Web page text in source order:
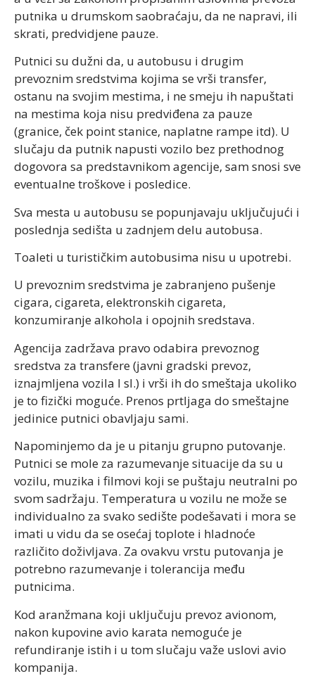
putnika u drumskom saobraćaju, da ne napravi, ili
skrati, predvidjene pauze.
Putnici su dužni da, u autobusu i drugim
prevoznim sredstvima kojima se vrši transfer,
ostanu na svojim mestima, i ne smeju ih napuštati
na mestima koja nisu predviđena za pauze
(granice, ček point stanice, naplatne rampe itd). U
slučaju da putnik napusti vozilo bez prethodnog
dogovora sa predstavnikom agencije, sam snosi sve
eventualne troškove i posledice.
Sva mesta u autobusu se popunjavaju uključujući i
poslednja sedišta u zadnjem delu autobusa.
Toaleti u turističkim autobusima nisu u upotrebi.
U prevoznim sredstvima je zabranjeno pušenje
cigara, cigareta, elektronskih cigareta,
konzumiranje alkohola i opojnih sredstava.
Agencija zadržava pravo odabira prevoznog
sredstva za transfere (javni gradski prevoz,
iznajmljena vozila I sl.) i vrši ih do smeštaja ukoliko
je to fizički moguće. Prenos prtljaga do smeštajne
jedinice putnici obavljaju sami.
Napominjemo da je u pitanju grupno putovanje.
Putnici se mole za razumevanje situacije da su u
vozilu, muzika i filmovi koji se puštaju neutralni po
svom sadržaju. Temperatura u vozilu ne može se
individualno za svako sedište podešavati i mora se
imati u vidu da se osećaj toplote i hladnoće
različito doživljava. Za ovakvu vrstu putovanja je
potrebno razumevanje i tolerancija među
putnicima.
Kod aranžmana koji uključuju prevoz avionom,
nakon kupovine avio karata nemoguće je
refundiranje istih i u tom slučaju važe uslovi avio
kompanija.